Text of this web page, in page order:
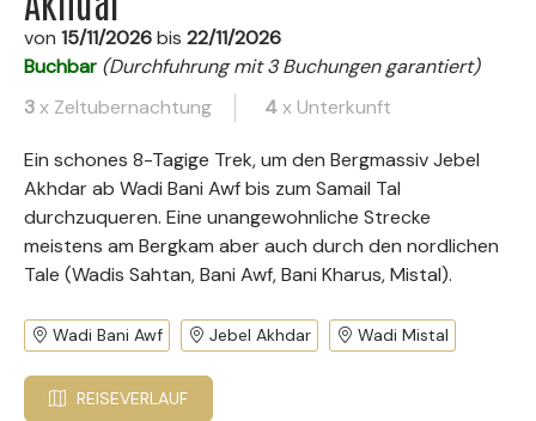
von 15/11/2026bis 22/11/2026
Buchbar (Durchfuhrung mit 3 Buchungen garantiert)
3x Zeltubernachtung 4x Unterkunft
Ein schones 8-Tagige Trek, um den Bergmassiv Jebel
Akhdar ab Wadi Bani Awf bis zum Samail Tal
durchzuqueren. Eine unangewohnliche Strecke
meistens am Bergkam aber auch durch den nordlichen
Tale (Wadis Sahtan, Bani Awf, Bani Kharus, Mistal).
Wadi Bani Awf Jebel Akhdar Wadi Mistal
REISEVERLAUF